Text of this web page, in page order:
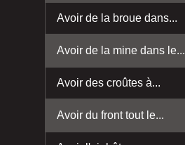
Avoir de la broue dans...
Avoir de la mine dans le...
Avoir des croûtes à...
Avoir du front tout le...